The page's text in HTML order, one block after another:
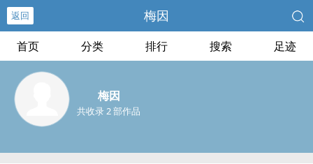
返回 梅因
首页 分类 排行 搜索 足迹
梅因
共收录 2 部作品